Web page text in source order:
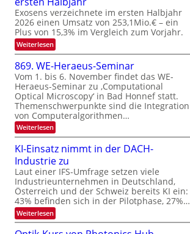
s
S
I
O
N
2
0
2
6
r
o
n
i
k
-
u
n
d
B
i
l
d
v
e
r
a
r
b
e
d
i
e
K
I
m
i
t
d
e
n
k
t
Exosens verzeichnete im ersten Halbjahr
2026 einen Umsatz von 253,1Mio.€ – ein
Plus von 15,3% im Vergleich zum Vorjahr.
Weiterlesen:
E
x
o
s
e
n
s
m
e
l
d
e
t
s
t
a
r
k
e
s
W
a
869. WE-Heraeus-Seminar
Vom 1. bis 6. November findet das WE-
Heraeus-Seminar zu ‚Computational
Optical Microscopy‘ in Bad Honnef statt.
Themenschwerpunkte sind die Integration
von Computeralgorithmen…
Weiterlesen:
8
9
.
W
E
-
H
e
r
a
KI-Einsatz nimmt in der DACH-
Industrie zu
Laut einer IFS-Umfrage setzen viele
Industrieunternehmen in Deutschland,
Österreich und der Schweiz bereits KI ein:
43% befinden sich in der Pilotphase, 27%…
Weiterlesen:
K